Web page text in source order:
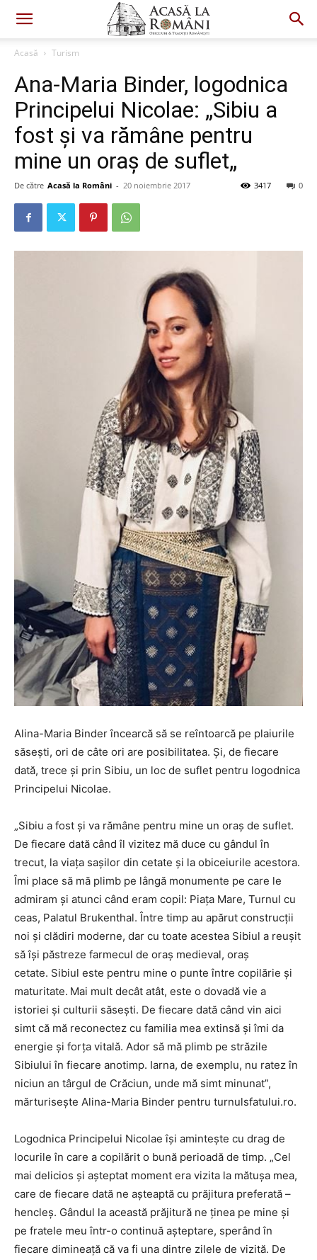
Acasă Turism
Ana-Maria Binder, logodnica
Principelui Nicolae: „Sibiu a
fost și va rămâne pentru
mine un oraș de suflet„
De către Acasă la Români - 20 noiembrie 2017 0
3417
Alina-Maria Binder încearcă să se reîntoarcă pe plaiurile
săseşti, ori de câte ori are posibilitatea. Şi, de fiecare
dată, trece şi prin Sibiu, un loc de suflet pentru logodnica
Principelui Nicolae.
„Sibiu a fost și va rămâne pentru mine un oraș de suflet.
De fiecare dată când îl vizitez mă duce cu gândul în
trecut, la viața sașilor din cetate și la obiceiurile acestora.
Îmi place să mă plimb pe lângă monumente pe care le
admiram și atunci când eram copil: Piața Mare, Turnul cu
ceas, Palatul Brukenthal. Între timp au apărut construcții
noi și clădiri moderne, dar cu toate acestea Sibiul a reușit
să își păstreze farmecul de oraș medieval, oraș
cetate. Sibiul este pentru mine o punte între copilărie și
maturitate. Mai mult decât atât, este o dovadă vie a
istoriei și culturii săsești. De fiecare dată când vin aici
simt că mă reconectez cu familia mea extinsă și îmi da
energie și forța vitală. Ador să mă plimb pe străzile
Sibiului în fiecare anotimp. Iarna, de exemplu, nu ratez în
niciun an târgul de Crăciun, unde mă simt minunat”,
mărturisește Alina-Maria Binder pentru turnulsfatului.ro.
Logodnica Principelui Nicolae își amintește cu drag de
locurile în care a copilărit o bună perioadă de timp. „Cel
mai delicios și așteptat moment era vizita la mătușa mea,
care de fiecare dată ne așteaptă cu prăjitura preferată –
hencleş. Gândul la această prăjitură ne ținea pe mine și
pe fratele meu într-o continuă așteptare, sperând în
fiecare dimineață că va fi una dintre zilele de vizită. De